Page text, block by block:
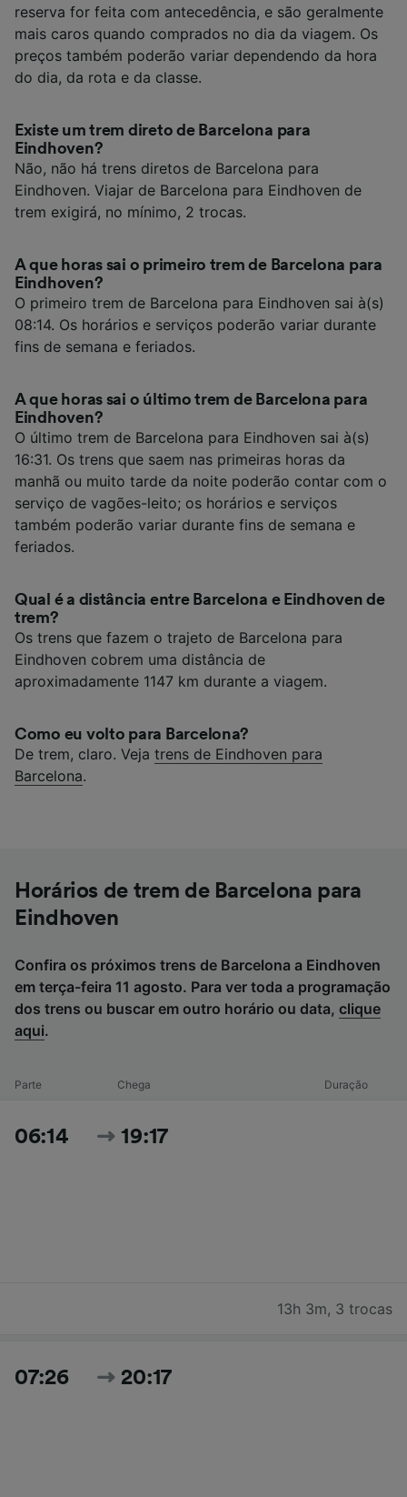
reserva for feita com antecedência, e são geralmente
mais caros quando comprados no dia da viagem. Os
preços também poderão variar dependendo da hora
do dia, da rota e da classe.
Existe um trem direto de Barcelona para
Eindhoven?
Não, não há trens diretos de Barcelona para
Eindhoven. Viajar de Barcelona para Eindhoven de
trem exigirá, no mínimo, 2 trocas.
A que horas sai o primeiro trem de Barcelona para
Eindhoven?
O primeiro trem de Barcelona para Eindhoven sai à(s)
08:14. Os horários e serviços poderão variar durante
fins de semana e feriados.
A que horas sai o último trem de Barcelona para
Eindhoven?
O último trem de Barcelona para Eindhoven sai à(s)
16:31. Os trens que saem nas primeiras horas da
manhã ou muito tarde da noite poderão contar com o
serviço de vagões-leito; os horários e serviços
também poderão variar durante fins de semana e
feriados.
Qual é a distância entre Barcelona e Eindhoven de
trem?
Os trens que fazem o trajeto de Barcelona para
Eindhoven cobrem uma distância de
aproximadamente 1147 km durante a viagem.
Como eu volto para Barcelona?
De trem, claro. Veja trens de Eindhoven para
Barcelona.
Horários de trem de Barcelona para
Eindhoven
Confira os próximos trens de Barcelona a Eindhoven
em terça-feira 11 agosto. Para ver toda a programação
dos trens ou buscar em outro horário ou data, clique
aqui.
Parte Chega Duração
06:14 19:17
13h 3m, 3 trocas
07:26 20:17